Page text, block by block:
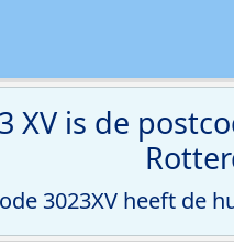
XV is de
3023XV heeft de